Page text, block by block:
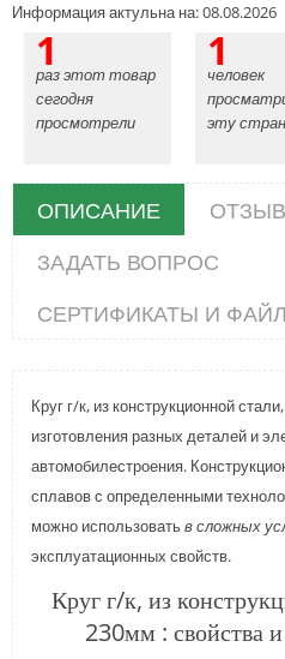
Информация актульна на: 08.08.2026
1
раз этот товар
сегодня
просмотрели
1
человек
эту
ОПИСАНИЕ
ЗАДАТЬ ВОПРОС
СЕРТИФИКАТЫ И
Круг г/к, из конструкционной
изготовления разных деталей и
автомобилестроения.
сплавов с определенными
можно использоватьв сложных
эксплуатационных свойств.
Круг г/к, из
230мм : свойства